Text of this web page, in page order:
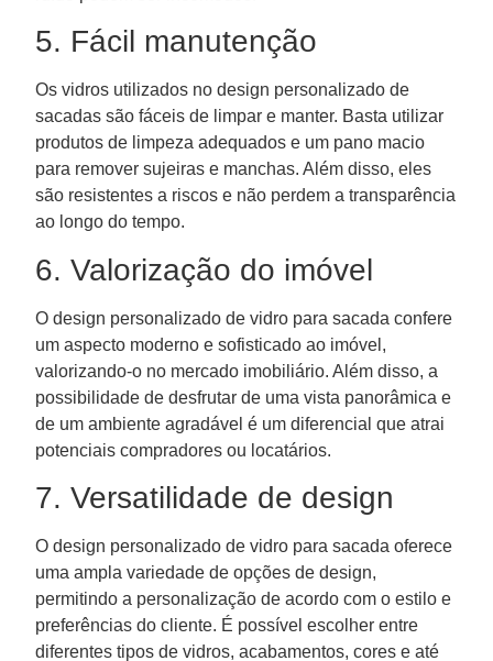
5. Fácil manutenção
Os vidros utilizados no design personalizado de
sacadas são fáceis de limpar e manter. Basta utilizar
produtos de limpeza adequados e um pano macio
para remover sujeiras e manchas. Além disso, eles
são resistentes a riscos e não perdem a transparência
ao longo do tempo.
6. Valorização do imóvel
O design personalizado de vidro para sacada confere
um aspecto moderno e sofisticado ao imóvel,
valorizando-o no mercado imobiliário. Além disso, a
possibilidade de desfrutar de uma vista panorâmica e
de um ambiente agradável é um diferencial que atrai
potenciais compradores ou locatários.
7. Versatilidade de design
O design personalizado de vidro para sacada oferece
uma ampla variedade de opções de design,
permitindo a personalização de acordo com o estilo e
preferências do cliente. É possível escolher entre
diferentes tipos de vidros, acabamentos, cores e até